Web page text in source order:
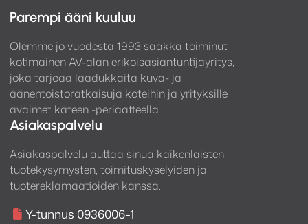
Parempi ääni kuuluu
Olemme jo vuodesta 1993 saakka toiminut
kotimainen AV-alan erikoisasiantuntijayritys,
joka tarjoaa laadukkaita kuva- ja
äänentoistoratkaisuja koteihin ja yrityksille
avaimet käteen -periaatteella
Asiakaspalvelu
Asiakaspalvelu auttaa sinua kaikenlaisten
tuotekysymysten, toimituskyselyiden ja
tuotereklamaatioiden kanssa.
Y-tunnus 0936006-1